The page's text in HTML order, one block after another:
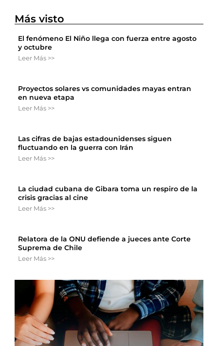
Más visto
El fenómeno El Niño llega con fuerza entre agosto
y octubre
Leer Más >>
Proyectos solares vs comunidades mayas entran
en nueva etapa
Leer Más >>
Las cifras de bajas estadounidenses siguen
fluctuando en la guerra con Irán
Leer Más >>
La ciudad cubana de Gibara toma un respiro de la
crisis gracias al cine
Leer Más >>
Relatora de la ONU defiende a jueces ante Corte
Suprema de Chile
Leer Más >>